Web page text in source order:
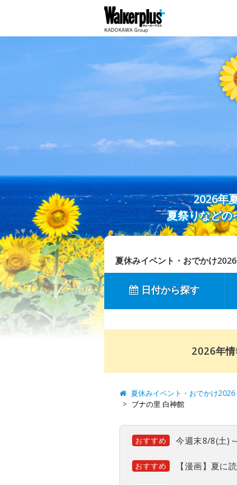
2026年
夏祭りなどの
夏休みイベント・おでかけ2026
日付から探す
2026年
夏休みイベント・おでかけ2026
ブナの里 白神館
おすすめ 今週末8/8(土)
おすすめ 【漫画】夏に